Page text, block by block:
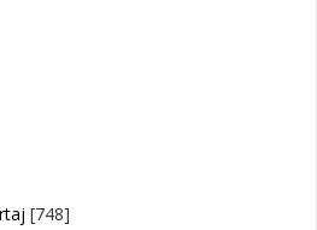
[748]